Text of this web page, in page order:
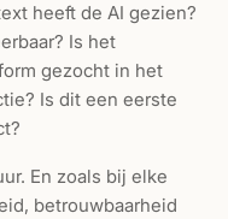
heeft de AI gezien?
Is het
gezocht in het
Is dit een eerste
En zoals bij elke
betrouwbaarheid